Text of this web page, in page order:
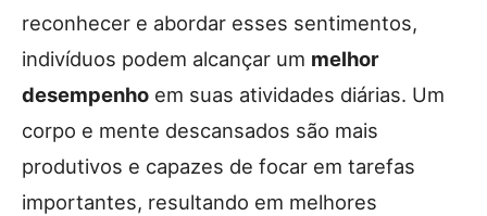
reconhecer e abordar esses sentimentos,
indivíduos podem alcançar um melhor
desempenho em suas atividades diárias. Um
corpo e mente descansados são mais
produtivos e capazes de focar em tarefas
importantes, resultando em melhores